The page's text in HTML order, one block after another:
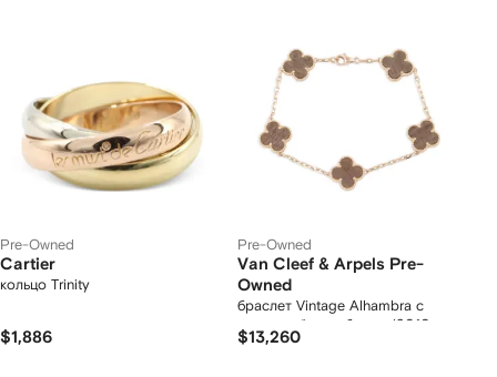
Pre-Owned
Cartier
кольцо Trinity
$1,886
Pre-Owned
Van Cleef & Arpels Pre-
Owned
браслет Vintage Alhambra с
застежкой-карабином (2010-е
годы)
$13,260